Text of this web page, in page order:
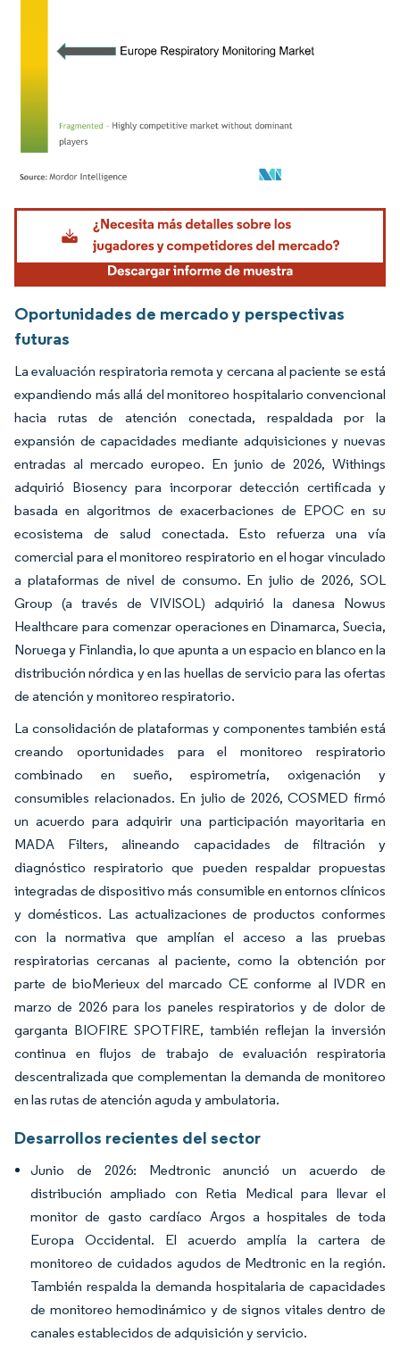
Imagen © Mordor Intelligence. El uso requiere atribución según CC BY 4.0.
Oportunidades de mercado y perspectivas
futuras
La evaluación respiratoria remota y cercana al paciente se está
expandiendo más allá del monitoreo hospitalario convencional
hacia rutas de atención conectada, respaldada por la
expansión de capacidades mediante adquisiciones y nuevas
entradas al mercado europeo. En junio de 2026, Withings
adquirió Biosency para incorporar detección certificada y
basada en algoritmos de exacerbaciones de EPOC en su
ecosistema de salud conectada. Esto refuerza una vía
comercial para el monitoreo respiratorio en el hogar vinculado
a plataformas de nivel de consumo. En julio de 2026, SOL
Group (a través de VIVISOL) adquirió la danesa Nowus
Healthcare para comenzar operaciones en Dinamarca, Suecia,
Noruega y Finlandia, lo que apunta a un espacio en blanco en la
distribución nórdica y en las huellas de servicio para las ofertas
de atención y monitoreo respiratorio.
La consolidación de plataformas y componentes también está
creando oportunidades para el monitoreo respiratorio
combinado en sueño, espirometría, oxigenación y
consumibles relacionados. En julio de 2026, COSMED firmó
un acuerdo para adquirir una participación mayoritaria en
MADA Filters, alineando capacidades de filtración y
diagnóstico respiratorio que pueden respaldar propuestas
integradas de dispositivo más consumible en entornos clínicos
y domésticos. Las actualizaciones de productos conformes
con la normativa que amplían el acceso a las pruebas
respiratorias cercanas al paciente, como la obtención por
parte de bioMerieux del marcado CE conforme al IVDR en
marzo de 2026 para los paneles respiratorios y de dolor de
garganta BIOFIRE SPOTFIRE, también reflejan la inversión
continua en flujos de trabajo de evaluación respiratoria
descentralizada que complementan la demanda de monitoreo
en las rutas de atención aguda y ambulatoria.
Desarrollos recientes del sector
Junio de 2026: Medtronic anunció un acuerdo de
distribución ampliado con Retia Medical para llevar el
monitor de gasto cardíaco Argos a hospitales de toda
Europa Occidental. El acuerdo amplía la cartera de
monitoreo de cuidados agudos de Medtronic en la región.
También respalda la demanda hospitalaria de capacidades
de monitoreo hemodinámico y de signos vitales dentro de
canales establecidos de adquisición y servicio.